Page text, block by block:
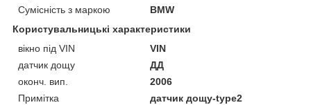
Сумісність з маркою
BMW
Користувальницькі характеристики
вікно під VIN
VIN
датчик дощу
ДД
оконч. вип.
2006
Примітка
датчик дощу-type2